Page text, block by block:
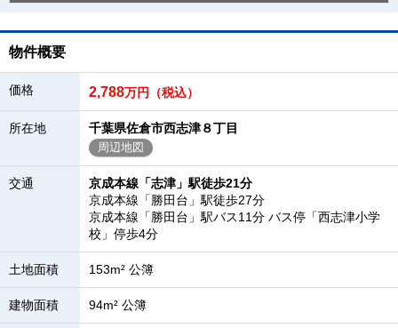
物件概要
価格 2,788万円（税込）
所在地 千葉県佐倉市西志津８丁目
周辺地図
交通
京成本線「志津」駅徒歩21分
京成本線「勝田台」駅徒歩27分
京成本線「勝田台」駅バス11分 バス停「西志津小学
校」停歩4分
土地面積 153m² 公簿
建物面積 94m² 公簿